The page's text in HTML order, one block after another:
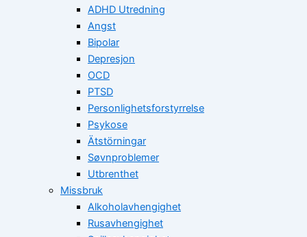
ADHD Utredning
Angst
Bipolar
Depresjon
OCD
PTSD
Personlighetsforstyrrelse
Psykose
Ätstörningar
Søvnproblemer
Utbrenthet
Missbruk
Alkoholavhengighet
Rusavhengighet